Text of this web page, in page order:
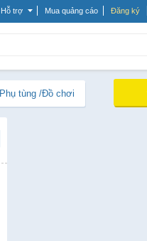
Hỗ trợ Mua quảng cáo Đăng ký
Phụ tùng /Đồ chơi